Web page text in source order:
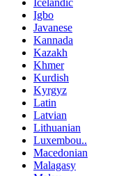
Icelandic
Igbo
Javanese
Kannada
Kazakh
Khmer
Kurdish
Kyrgyz
Latin
Latvian
Lithuanian
Luxembou..
Macedonian
Malagasy